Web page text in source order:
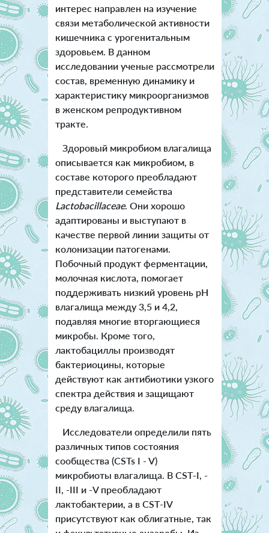
интерес направлен на изучение
связи метаболической активности
кишечника с урогенитальным
здоровьем. В данном
исследовании ученые рассмотрели
состав, временную динамику и
характеристику микроорганизмов
в женском репродуктивном
тракте.
Здоровый микробиом влагалища
описывается как микробиом, в
составе которого преобладают
представители семейства
Lactobacillaceae. Они хорошо
адаптированы и выступают в
качестве первой линии защиты от
колонизации патогенами.
Побочный продукт ферментации,
молочная кислота, помогает
поддерживать низкий уровень pH
влагалища между 3,5 и 4,2,
подавляя многие вторгающиеся
микробы. Кроме того,
лактобациллы производят
бактериоцины, которые
действуют как антибиотики узкого
спектра действия и защищают
среду влагалища.
Исследователи определили пять
различных типов состояния
сообщества (CSTs I - V)
микробиоты влагалища. В CST-I, -
II, -III и -V преобладают
лактобактерии, а в CST-IV
присутствуют как облигатные, так